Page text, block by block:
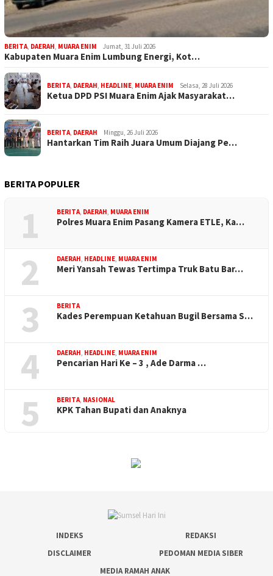
BERITA, DAERAH, MUARA ENIM Jumat, 31 Juli 2026
Kabupaten Muara Enim Lumbung Energi, Kot…
BERITA, DAERAH, HEADLINE, MUARA ENIM Selasa, 28 Juli 2026
Ketua DPD PSI Muara Enim Ajak Masyarakat…
BERITA, DAERAH Minggu, 26 Juli 2026
Hantarkan Tim Raih Juara Umum Diajang Pe…
BERITA POPULER
1 BERITA, DAERAH, MUARA ENIM
Polres Muara Enim Pasang Kamera ETLE, Ka…
2 DAERAH, HEADLINE, MUARA ENIM
Meri Yansah Tewas Tertimpa Truk Batu Bar…
3 BERITA
Kades Perempuan Ketahuan Bugil Bersama S…
4 DAERAH, HEADLINE, MUARA ENIM
Pencarian Hari Ke – 3 , Ade Darma …
5 BERITA, NASIONAL
KPK Tahan Bupati dan Anaknya
INDEKS
REDAKSI
DISCLAIMER
PEDOMAN MEDIA SIBER
MEDIA RAMAH ANAK